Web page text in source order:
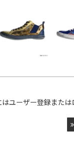
ユーザー登録または